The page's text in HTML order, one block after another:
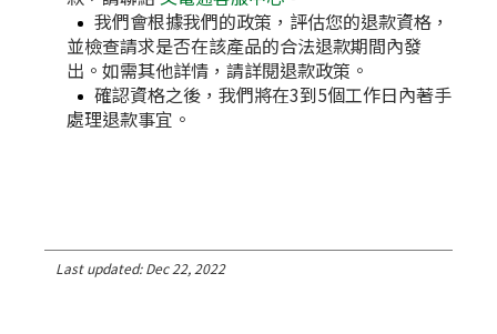
我們會根據我們的政策，評估您的退款資格，
並檢查請求是否在該產品的合法退款期間內發
出。如需其他詳情，請詳閱退款政策。
確認資格之後，我們將在3到5個工作日內著手
處理退款事宜。
Last updated: Dec 22, 2022